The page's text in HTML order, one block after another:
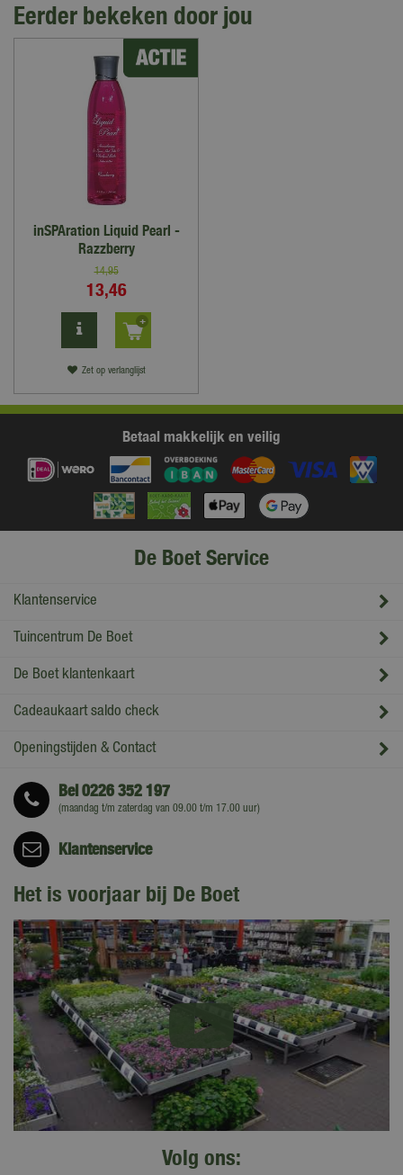
Eerder bekeken door jou
inSPAration Liquid Pearl -
Razzberry
14,95
13,46
Zet op verlanglijst
Betaal makkelijk en veilig
De Boet Service
Klantenservice
Tuincentrum De Boet
De Boet klantenkaart
Cadeaukaart saldo check
Openingstijden & Contact
Bel0226 352 197
(maandag t/m zaterdag van 09.00 t/m 17.00 uur)
Klantenservice
Het is voorjaar bij De Boet
Volg ons: